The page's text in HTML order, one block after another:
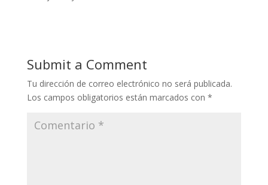
Submit a Comment
Tu dirección de correo electrónico no será publicada.
Los campos obligatorios están marcados con *